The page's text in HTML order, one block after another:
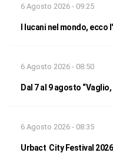
6 Agosto 2026 - 09:25
I lucani nel mondo, ecco
6 Agosto 2026 - 08:50
Dal 7 al 9 agosto
6 Agosto 2026 - 08:35
Urbact City Festival 2026